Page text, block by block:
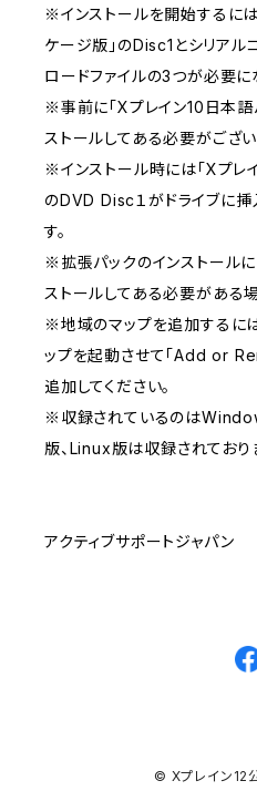
※インストールを開始するには
ケージ版」のDisc1とシリアル
ロードファイルの3つが必要に
※事前に「Xプレイン10日本語
ストールしてある必要がござい
※インストール時には「Xプレ
のDVD Disc１がドライブに
す。
※拡張パックのインストール
ストールしてある必要がある
※地域のマップを追加するに
ップを起動させて「Add or
追加してください。
※収録されているのは
版、Linux版は収録されており
アクティブサポートジャパン
© Xプレイン12